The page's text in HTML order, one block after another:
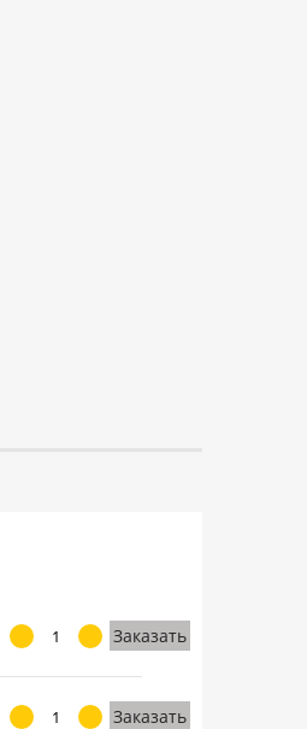
Заказать
Заказать